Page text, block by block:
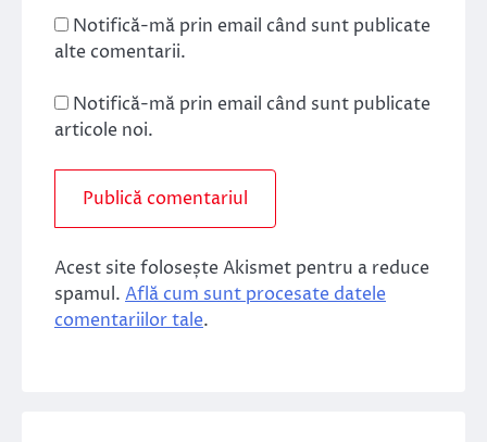
Notifică-mă prin email când sunt publicate
alte comentarii.
Notifică-mă prin email când sunt publicate
articole noi.
Acest site folosește Akismet pentru a reduce
spamul. Află cum sunt procesate datele
comentariilor tale.